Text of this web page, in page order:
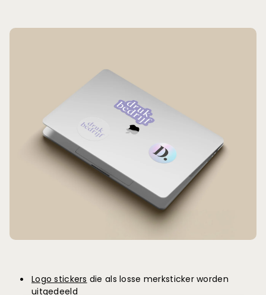
Logo stickers die als losse merksticker worden
uitgedeeld